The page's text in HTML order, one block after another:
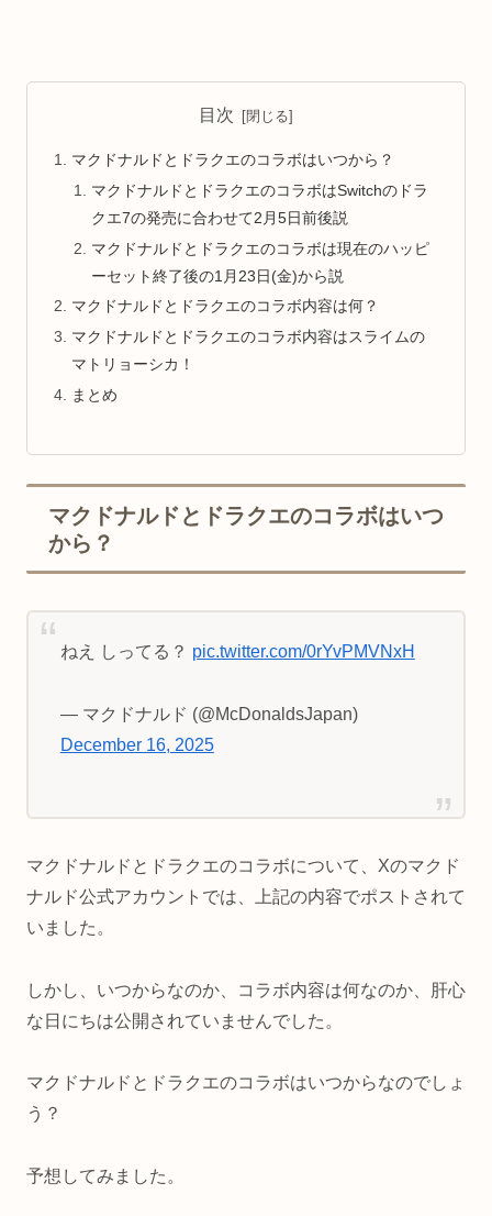
目次
マクドナルドとドラクエのコラボはいつから？
マクドナルドとドラクエのコラボはSwitchのドラ
クエ7の発売に合わせて2月5日前後説
マクドナルドとドラクエのコラボは現在のハッピ
ーセット終了後の1月23日(金)から説
マクドナルドとドラクエのコラボ内容は何？
マクドナルドとドラクエのコラボ内容はスライムの
マトリョーシカ！
まとめ
マクドナルドとドラクエのコラボはいつ
から？
ねえ しってる？ pic.twitter.com/0rYvPMVNxH
— マクドナルド (@McDonaldsJapan)
December 16, 2025
マクドナルドとドラクエのコラボについて、Xのマクド
ナルド公式アカウントでは、上記の内容でポストされて
いました。
しかし、いつからなのか、コラボ内容は何なのか、肝心
な日にちは公開されていませんでした。
マクドナルドとドラクエのコラボはいつからなのでしょ
う？
予想してみました。